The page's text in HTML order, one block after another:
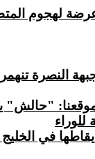
عرضة لهجوم
النصرة
إيقاطها في